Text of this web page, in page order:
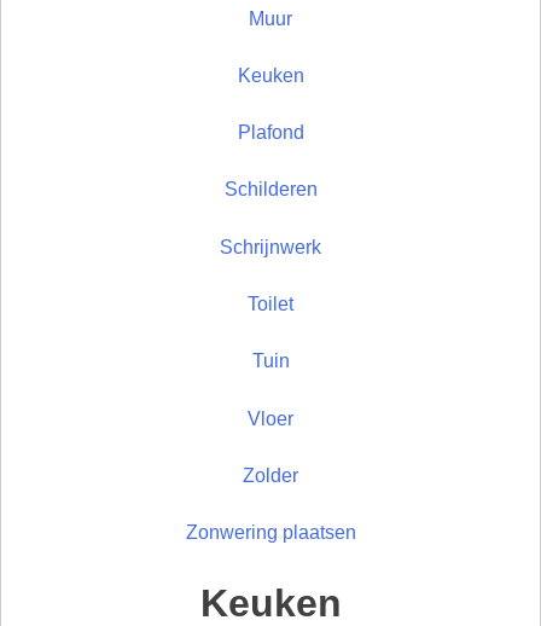
Muur
Keuken
Plafond
Schilderen
Schrijnwerk
Toilet
Tuin
Vloer
Zolder
Zonwering plaatsen
Keuken